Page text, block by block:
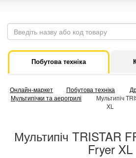
Побутова техніка
Онлайн-маркет Побутова техніка
Мультипічки та аерогрилі
Мультипіч
XL
Мультипіч TRISTAR
Fryer XL